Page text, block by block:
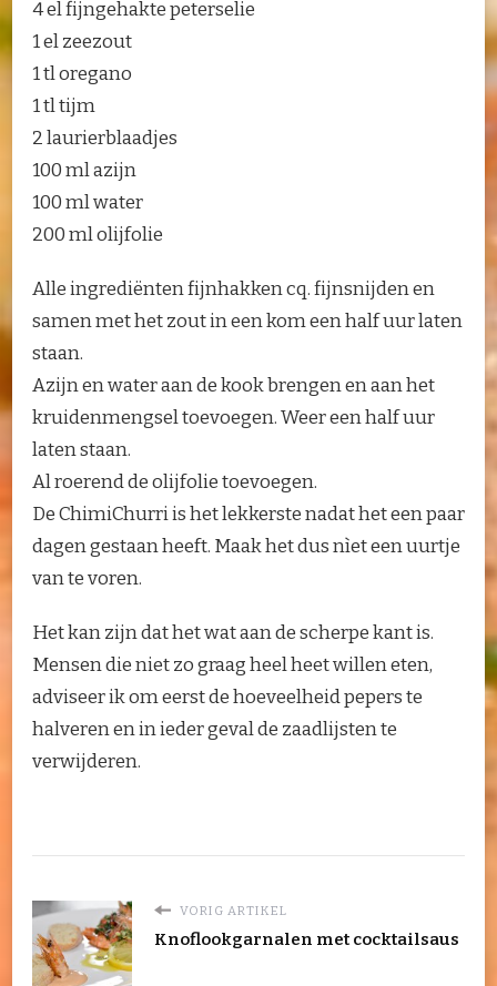
4 el fijngehakte peterselie
1 el zeezout
1 tl oregano
1 tl tijm
2 laurierblaadjes
100 ml azijn
100 ml water
200 ml olijfolie
Alle ingrediënten fijnhakken cq. fijnsnijden en
samen met het zout in een kom een half uur laten
staan.
Azijn en water aan de kook brengen en aan het
kruidenmengsel toevoegen. Weer een half uur
laten staan.
Al roerend de olijfolie toevoegen.
De ChimiChurri is het lekkerste nadat het een paar
dagen gestaan heeft. Maak het dus nìet een uurtje
van te voren.
Het kan zijn dat het wat aan de scherpe kant is.
Mensen die niet zo graag heel heet willen eten,
adviseer ik om eerst de hoeveelheid pepers te
halveren en in ieder geval de zaadlijsten te
verwijderen.
VORIG ARTIKEL
Knoflookgarnalen met cocktailsaus